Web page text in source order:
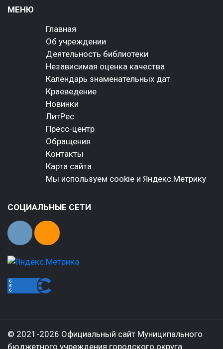
МЕНЮ
Главная
Об учреждении
Деятельность библиотеки
Независимая оценка качества
Календарь знаменательных дат
Краеведение
Новинки
ЛитРес
Пресс-центр
Обращения
Контакты
Карта сайта
Мы используем cookie и Яндекс.Метрику
СОЦИАЛЬНЫЕ СЕТИ
© 2021-2026 Официальный сайт Муниципального
бюджетного учреждения городского округа